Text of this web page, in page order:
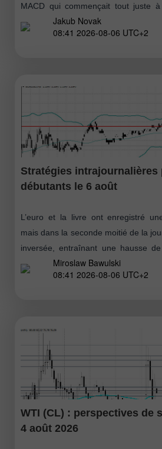
MACD qui commençait tout juste
depuis la ligne zéro, ce qui a confirmé
Jakub Novak
08:41 2026-08-06 UTC+2
Stratégies intrajournalières
débutants le 6 août
L’euro et la livre ont enregistré
mais dans la seconde moitié de la
inversée, entraînant une hausse
dollar
Miroslaw Bawulski
08:41 2026-08-06 UTC+2
WTI (CL) : perspectives de
4 août 2026